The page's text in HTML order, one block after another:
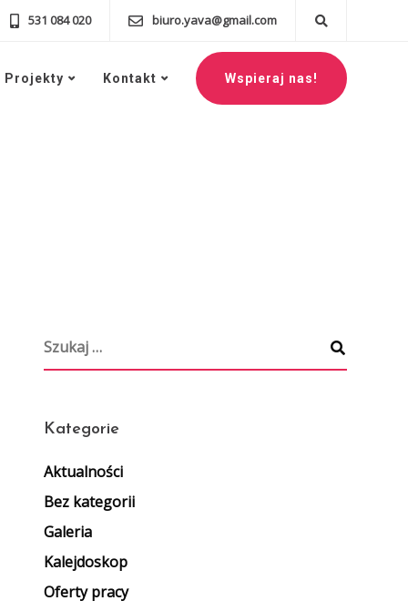
531 084 020 biuro.yava@gmail.com
Projekty Kontakt Wspieraj nas!
Kategorie
Aktualności
Bez kategorii
Galeria
Kalejdoskop
Oferty pracy